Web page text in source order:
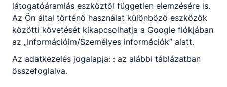
látogatóáramlás eszköztől független elemzésére is.
Az Ön által történő használat különböző eszközök
közötti követését kikapcsolhatja a Google fiókjában
az „Információim/Személyes információk” alatt.
Az adatkezelés jogalapja: : az alábbi táblázatban
összefoglalva.